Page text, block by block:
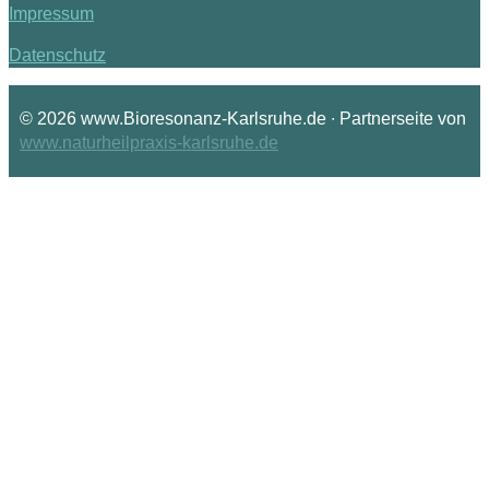
Impressum
Datenschutz
© 2026 www.Bioresonanz-Karlsruhe.de ∙ Partnerseite von
www.naturheilpraxis-karlsruhe.de